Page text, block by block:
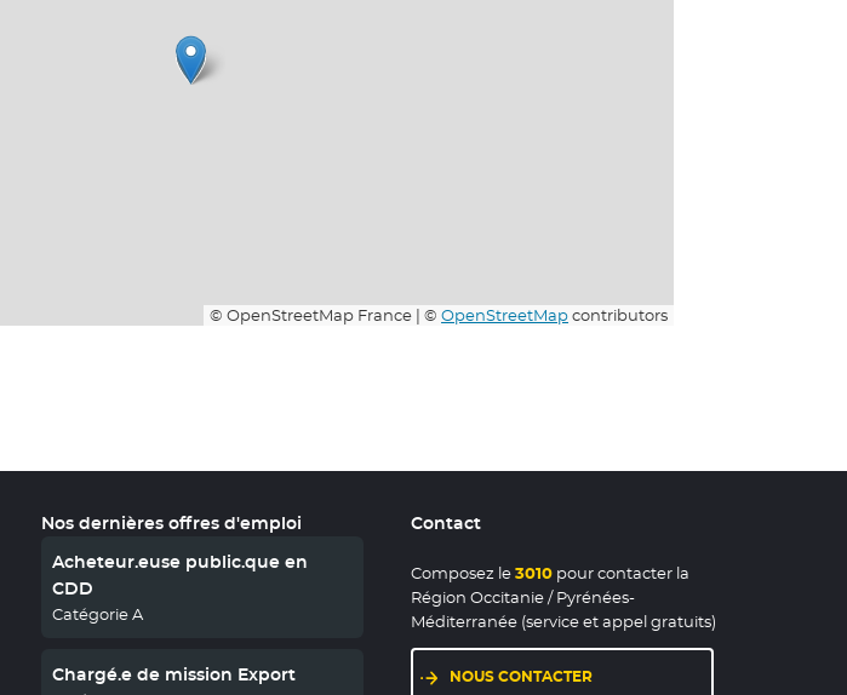
© OpenStreetMap France | ©OpenStreetMap contributors
Nos dernières offres d'emploi
Acheteur.euse public.que en
CDD
Catégorie A
Chargé.e de mission Export
Contact
Composez le3010pour contacter la
Région Occitanie / Pyrénées-
Méditerranée (service et appel gratuits)
NOUS CONTACTER